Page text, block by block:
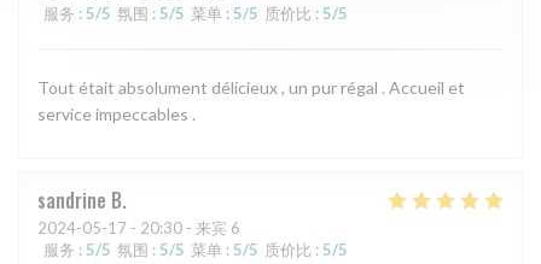
服务 : 5/5 氛围 : 5/5 菜单 : 5/5 质价比 :5/5
Tout était absolument délicieux , un pur régal . Accueil et
service impeccables .
sandrine B
2024-05-17 - 20:30 - 来宾 6
服务 : 5/5 氛围 : 5/5 菜单 : 5/5 质价比 : 5/5